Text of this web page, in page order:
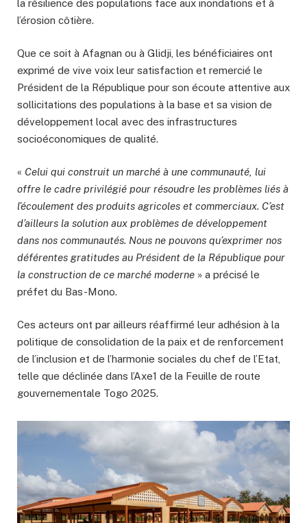
la résilience des populations face aux inondations et à
l’érosion côtière.
Que ce soit à Afagnan ou à Glidji, les bénéficiaires ont
exprimé de vive voix leur satisfaction et remercié le
Président de la République pour son écoute attentive aux
sollicitations des populations à la base et sa vision de
développement local avec des infrastructures
socioéconomiques de qualité.
« Celui qui construit un marché à une communauté, lui
offre le cadre privilégié pour résoudre les problèmes liés à
l’écoulement des produits agricoles et commerciaux. C’est
d’ailleurs la solution aux problèmes de développement
dans nos communautés. Nous ne pouvons qu’exprimer nos
déférentes gratitudes au Président de la République pour
la construction de ce marché moderne » a précisé le
préfet du Bas-Mono.
Ces acteurs ont par ailleurs réaffirmé leur adhésion à la
politique de consolidation de la paix et de renforcement
de l’inclusion et de l’harmonie sociales du chef de l’Etat,
telle que déclinée dans l’Axe1 de la Feuille de route
gouvernementale Togo 2025.